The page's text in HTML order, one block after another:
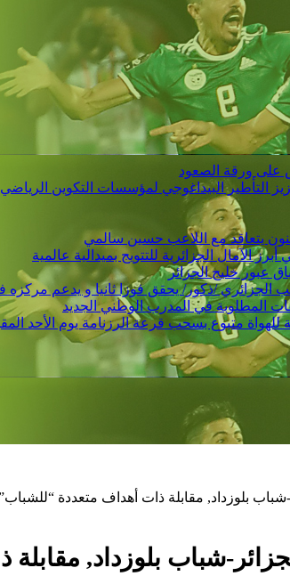
على ورقة الصعود
التأطير البيداغوجي لمؤسسات التكوين الرياضي
يتعاقد مع اللاعب حسين سالمي
المطلوبة في المدرب الوطني الجديد